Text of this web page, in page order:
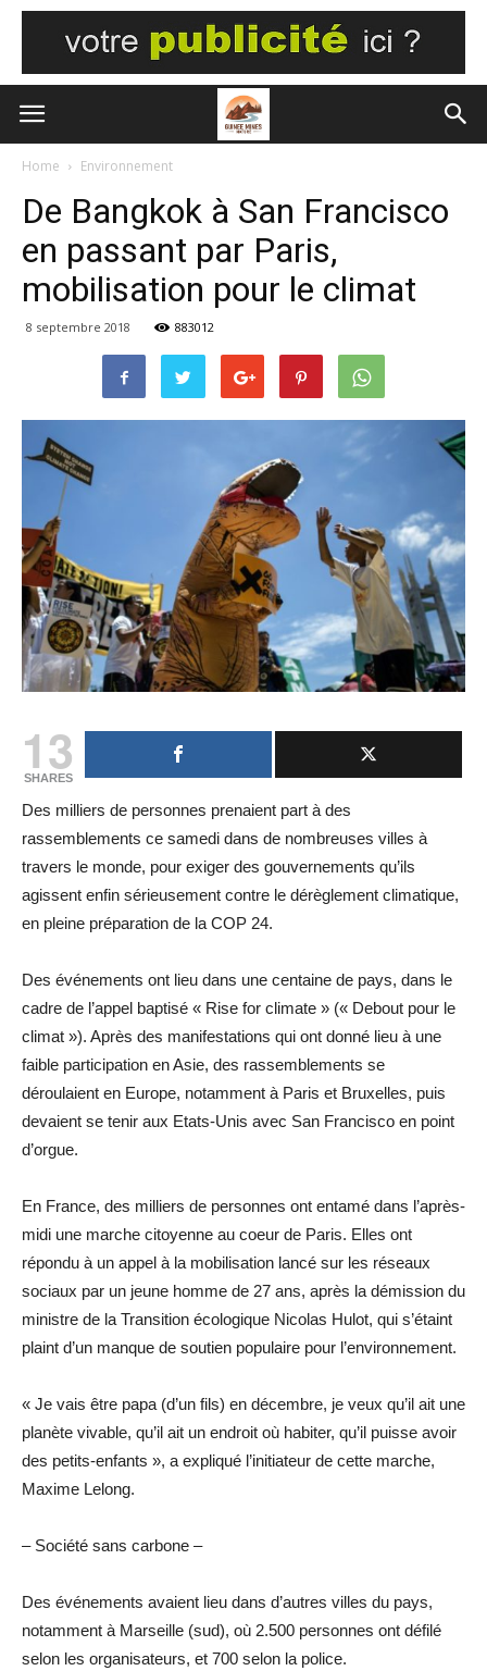
Home Environnement
De Bangkok à San Francisco
en passant par Paris,
mobilisation pour le climat
8 septembre 2018 883012
13
SHARES
Des milliers de personnes prenaient part à des
rassemblements ce samedi dans de nombreuses villes à
travers le monde, pour exiger des gouvernements qu’ils
agissent enfin sérieusement contre le dérèglement climatique,
en pleine préparation de la COP 24.
Des événements ont lieu dans une centaine de pays, dans le
cadre de l’appel baptisé « Rise for climate » (« Debout pour le
climat »). Après des manifestations qui ont donné lieu à une
faible participation en Asie, des rassemblements se
déroulaient en Europe, notamment à Paris et Bruxelles, puis
devaient se tenir aux Etats-Unis avec San Francisco en point
d’orgue.
En France, des milliers de personnes ont entamé dans l’après-
midi une marche citoyenne au coeur de Paris. Elles ont
répondu à un appel à la mobilisation lancé sur les réseaux
sociaux par un jeune homme de 27 ans, après la démission du
ministre de la Transition écologique Nicolas Hulot, qui s’étaint
plaint d’un manque de soutien populaire pour l’environnement.
« Je vais être papa (d’un fils) en décembre, je veux qu’il ait une
planète vivable, qu’il ait un endroit où habiter, qu’il puisse avoir
des petits-enfants », a expliqué l’initiateur de cette marche,
Maxime Lelong.
– Société sans carbone –
Des événements avaient lieu dans d’autres villes du pays,
notamment à Marseille (sud), où 2.500 personnes ont défilé
selon les organisateurs, et 700 selon la police.